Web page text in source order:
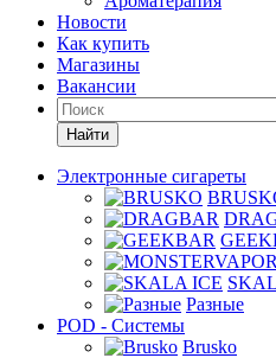
Новости
Как купить
Магазины
Вакансии
Найти
Электронные сигареты
Разные
POD - Системы
Brusko